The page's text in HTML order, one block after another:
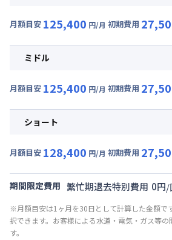
月額目安 125,400 円/月 初期費用
月額賃料目安(30日利用)
光熱費他 : 24,000円/月 (800円/日) (税
その他費用 :
ミドル
月額目安 125,400 円/月 初期費用
月額賃料目安(30日利用)
光熱費他 : 24,000円/月 (800円/日) (税
その他費用 :
ショート
月額目安 128,400 円/月 初期費用
月額賃料目安(30日利用)
光熱費他 : 24,000円/月 (800円/日) (税
清掃料他 :
期間限定費用 繁忙期退去特別費用 0円/
※月額目安は1ヶ月を30日として計算した金額で
択できます。お客様による水道・電気・ガス等
す。